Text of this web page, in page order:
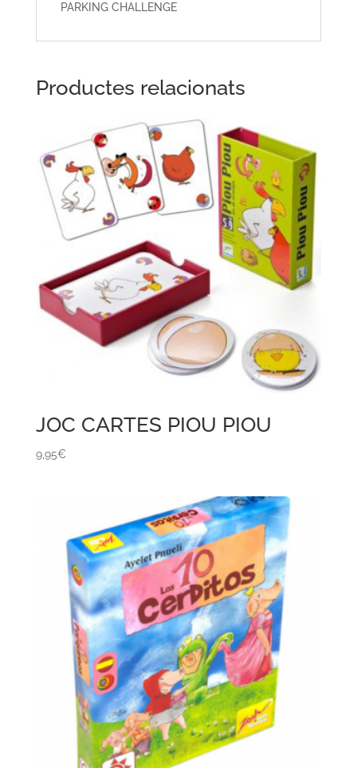
PARKING CHALLENGE
Productes relacionats
JOC CARTES PIOU PIOU
9,95€